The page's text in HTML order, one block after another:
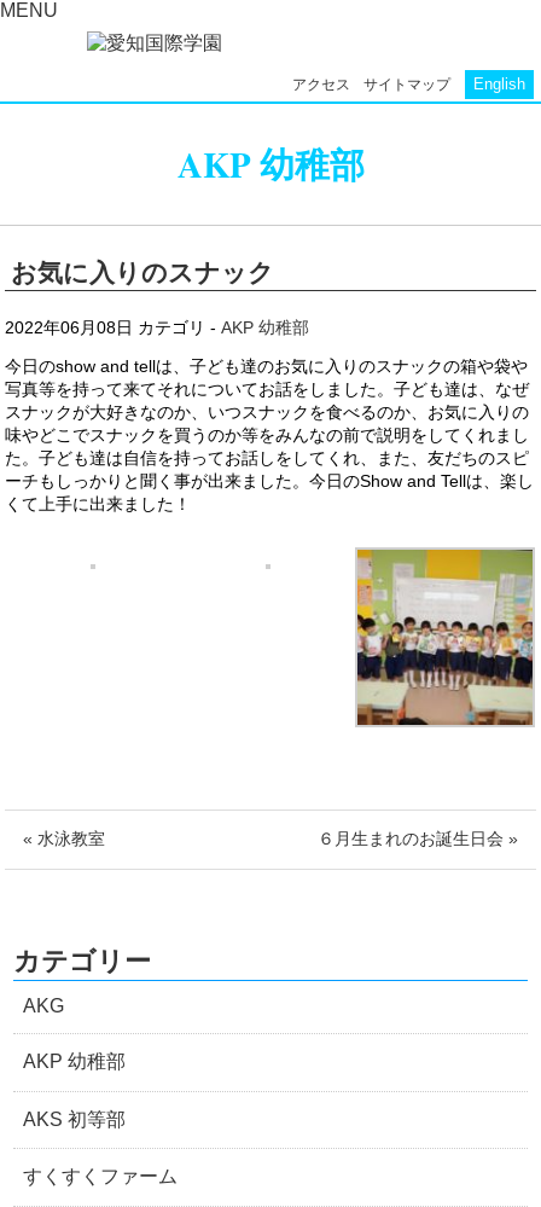
MENU
アクセス サイトマップ English
AKP 幼稚部
お気に入りのスナック
2022年06月08日 カテゴリ -AKP 幼稚部
今日のshow and tellは、子ども達のお気に入りのスナックの箱や袋や
写真等を持って来てそれについてお話をしました。子ども達は、なぜ
スナックが大好きなのか、いつスナックを食べるのか、お気に入りの
味やどこでスナックを買うのか等をみんなの前で説明をしてくれまし
た。子ども達は自信を持ってお話しをしてくれ、また、友だちのスピ
ーチもしっかりと聞く事が出来ました。今日のShow and Tellは、楽し
くて上手に出来ました！
« 水泳教室 ６月生まれのお誕生日会 »
カテゴリー
AKG
AKP 幼稚部
AKS 初等部
すくすくファーム